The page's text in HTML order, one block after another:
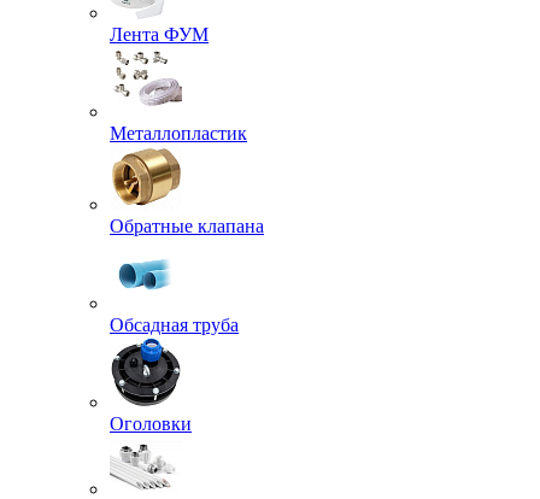
Лента ФУМ
Металлопластик
Обратные клапана
Обсадная труба
Оголовки